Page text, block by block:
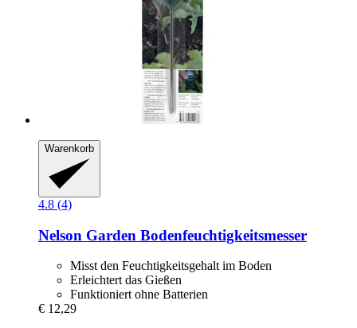
Warenkorb
4.8 (4)
Nelson Garden Bodenfeuchtigkeitsmesser
Misst den Feuchtigkeitsgehalt im Boden
Erleichtert das Gießen
Funktioniert ohne Batterien
€ 12,29